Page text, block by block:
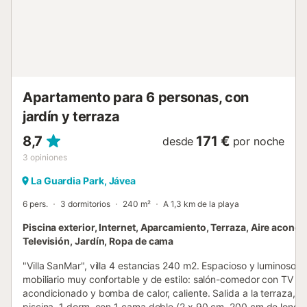
Apartamento para 6 personas, con
jardín y terraza
8,7
3 opiniones
desde 171 € por noche
La Guardia Park, Jávea
6 pers. 3 dormitorios 240 m² A 1,3 km de la playa
Piscina exterior, Internet, Aparcamiento, Terraza, Aire
Televisión, Jardín, Ropa de cama
"Villa SanMar", villa 4 estancias 240 m2. Espacioso y luminoso,
mobiliario muy confortable y de estilo: salón-comedor con TV
acondicionado y bomba de calor, caliente. Salida a la terraza, a